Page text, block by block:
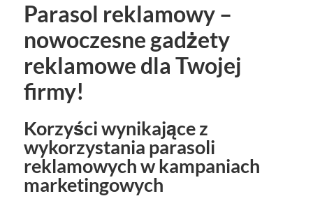
Parasol reklamowy –
nowoczesne gadżety
reklamowe dla Twojej
firmy!
Korzyści wynikające z
wykorzystania parasoli
reklamowych w kampaniach
marketingowych